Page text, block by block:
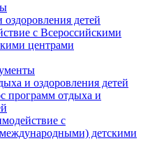
детей
с Всероссийскими
центрами
и оздоровления детей
программ отдыха и
с
детскими